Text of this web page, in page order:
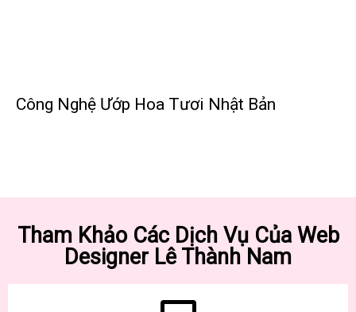
Công Nghệ Ướp Hoa Tươi Nhật Bản
Tham Khảo Các Dịch Vụ Của Web
Designer Lê Thành Nam